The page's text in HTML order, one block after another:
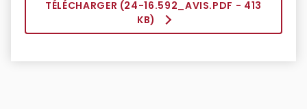
TÉLÉCHARGER (24-16.592_AVIS.PDF - 413
KB)